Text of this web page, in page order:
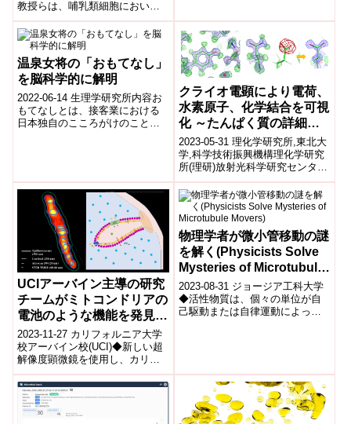
教授らは、哺乳類細胞において
小胞体とミトコンドリアが面状
に密着する新しい仕組みを解明
した。小...
ました。
温泉女将の「おもてなし」
を脳科学的に解明
2022-06-14 生理学研究所内容お
もてなしとは、接客業における
日本独自のこころがけのことで
クライオ電顕により電荷、
水素原子、化学結合を可視
化 ～たんぱく質の詳細な
化学特性の理解から、創薬
への貢献に期待～
2023-05-31 理化学研究所,東北大
学,科学技術振興機構理化学研究
所(理研)放射光科学研究センター
利用システム開発研究部門
SACLAビームライン基盤グ...
UCIアーバイン主導の研究
チームがミトコンドリアの
電池のような機能を発見
(UC Irvine-led team of
researchers uncovers
battery-like functions of
mitochondria)
2023-11-27 カリフォルニア大学
校アーバイン校(UCI)◆新しい超
解像度顕微鏡を使用し、カリフ
ォルニア大学アーバイン校とペ
ンシルベニア大学の研究者ら
は、...
物理学者が微小管移動の謎
を解く(Physicists Solve
Mysteries of Microtubule
Movers)
2023-08-31 ジョージア工科大学
◆活性物質は、個々の単位が自
己駆動または自律運動によって